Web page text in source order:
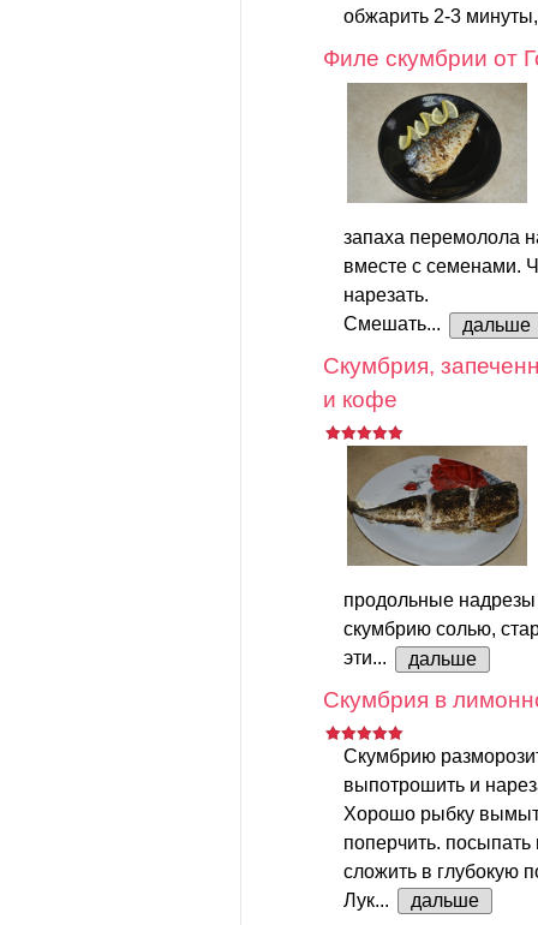
обжарить 2-3
Филе скумбрии от
запаха перемолола
вместе с семенами.
нарезать.
Смешать...
дальше
Скумбрия,
и кофе
продольные надрезы
скумбрию солью,
эти...
дальше
Скумбрия в
Скумбрию
выпотрошить и
Хорошо рыбку
поперчить.
сложить в глубокую
Лук...
дальше